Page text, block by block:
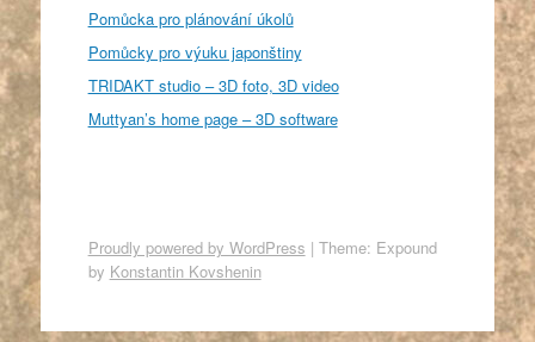
Pomůcka pro plánování úkolů
Pomůcky pro výuku japonštiny
TRIDAKT studio – 3D foto, 3D video
Muttyan’s home page – 3D software
Proudly powered by WordPress | Theme: Expound
by Konstantin Kovshenin